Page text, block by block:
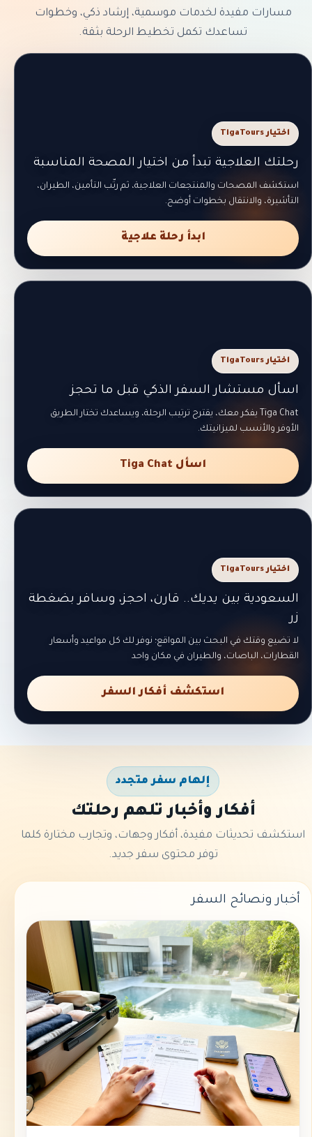
مسارات مفيدة لخدمات موسمية، إرشاد ذكي، وخطوات
تساعدك تكمل تخطيط الرحلة بثقة.
اختيار TigaTours
رحلتك العلاجية تبدأ من اختيار المصحة المناسبة
استكشف المصحات والمنتجعات العلاجية، ثم رتّب التأمين، الطيران،
التأشيرة، والانتقال بخطوات أوضح.
ابدأ رحلة علاجية
اختيار TigaTours
اسأل مستشار السفر الذكي قبل ما تحجز
Tiga Chat يفكر معك، يقترح ترتيب الرحلة، ويساعدك تختار الطريق
الأوفر والأنسب لميزانيتك.
اسأل Tiga Chat
اختيار TigaTours
السعودية بين يديك.. قارن، احجز، وسافر بضغطة
زر
لا تضيع وقتك في البحث بين المواقع؛ نوفر لك كل مواعيد وأسعار
القطارات، الباصات، والطيران في مكان واحد
استكشف أفكار السفر
إلهام سفر متجدد
أفكار وأخبار تلهم رحلتك
استكشف تحديثات مفيدة، أفكار وجهات، وتجارب مختارة كلما
توفر محتوى سفر جديد.
أخبار ونصائح السفر